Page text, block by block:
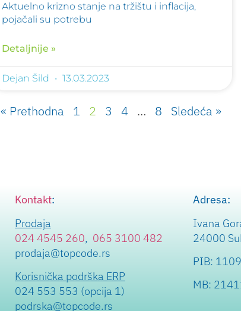
Aktuelno krizno stanje na tržištu i inflacija,
pojačali su potrebu
Detaljnije »
Dejan Šild 13.03.2023
« Prethodna 1 2 3 4 … 8 Sledeća »
Kontakt:
Prodaja
024 4545 260, 065 3100 482
prodaja@topcode.rs
Korisnička podrška ERP
024 553 553 (opcija 1)
podrska@topcode.rs
Adresa:
Ivana
24000
PIB:
MB: